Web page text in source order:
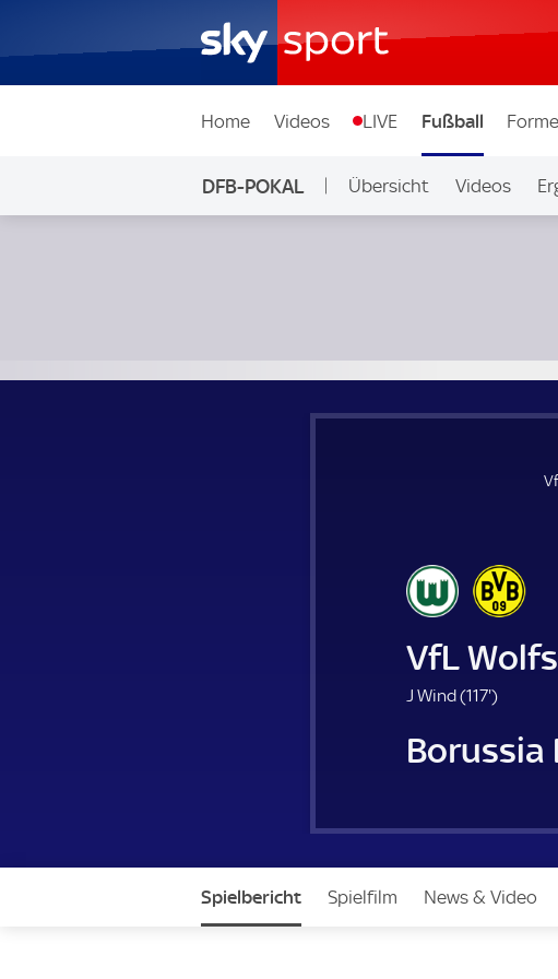
Home Videos LIVE Fußball
DFB-POKAL Übersicht Videos
VfL
J Wind (117'1
7
.
n
t
e
)
Spielbericht Spielfilm News & Video